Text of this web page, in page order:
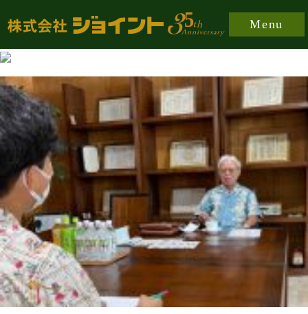
Menu
fancybox/fancybox/jquery.fancybox-1.3.8.min.css